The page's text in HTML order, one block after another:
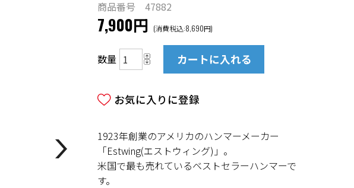
商品番号 47882
7,900円 (消費税込:8,690円)
数量
1923年創業のアメリカのハンマーメーカー
「Estwing(エストウィング)」。
米国で最も売れているベストセラーハンマーで
す。